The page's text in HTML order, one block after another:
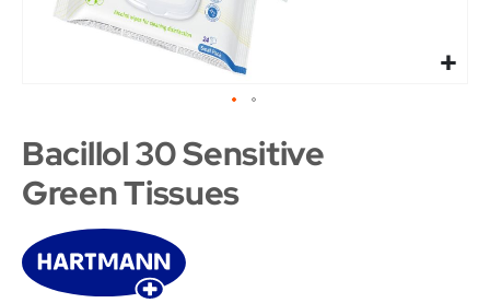
Bacillol 30 Sensitive
Green Tissues